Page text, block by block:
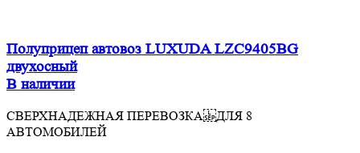
Полуприцеп автовоз LUXUDA LZC9405BG
двухосный
В наличии
СВЕРХНАДЕЖНАЯ ПЕРЕВОЗКА ДЛЯ 8
АВТОМОБИЛЕЙ